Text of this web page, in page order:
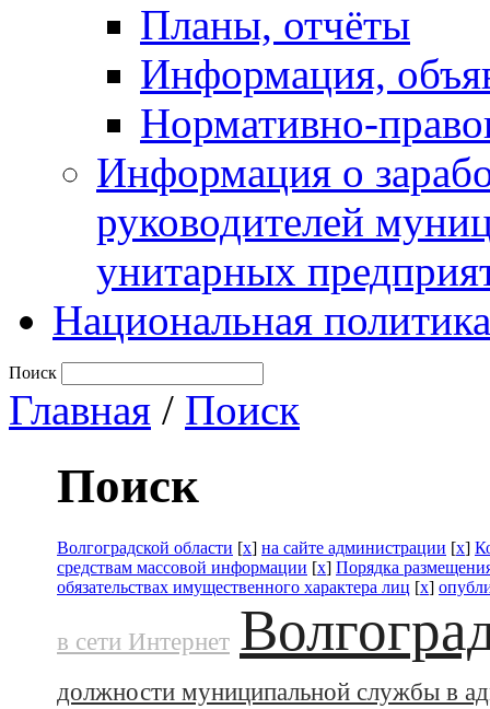
Планы, отчёты
Информация,
Нормативно-
Информация о
руководителей
унитарных
Национальная политика
Поиск
Главная / Поиск
Поиск
Волгоградской области [x] на сайте администрации [x]
средствам массовой информации [x] Порядка
обязательствах имущественного характера лиц [x]
в сети Интернет
должности муниципальной службы в